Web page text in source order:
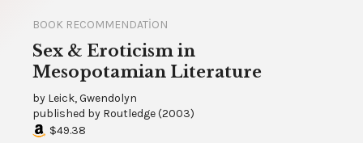
BOOK RECOMMENDATION
Sex & Eroticism in
Mesopotamian Literature
by Leick, Gwendolyn
published by Routledge(2003)
$49.38